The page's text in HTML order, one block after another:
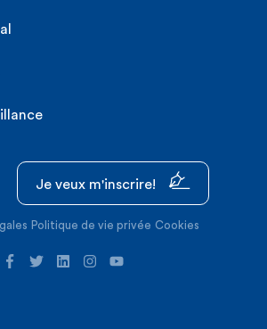
Je veux m'inscrire!
Politique de vie privée Cookies